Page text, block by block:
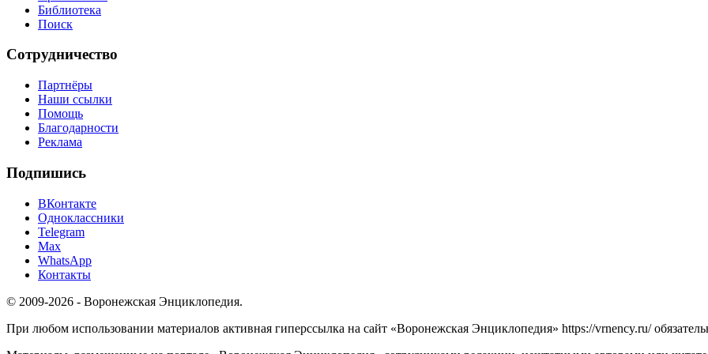
Библиотека
Поиск
Сотрудничество
Партнёры
Наши ссылки
Помощь
Благодарности
Реклама
Подпишись
ВКонтакте
Одноклассники
Telegram
Max
WhatsApp
Контакты
© 2009-2026 - Воронежская Энциклопедия.
При любом использовании материалов активная гиперссылка на сайт «Воронежская Энциклопедия» https://vrnency.ru/